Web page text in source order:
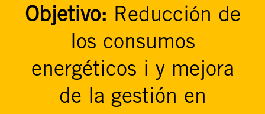
Objetivo: Reducción de
los consumos
energéticos i y mejora
de la gestión en